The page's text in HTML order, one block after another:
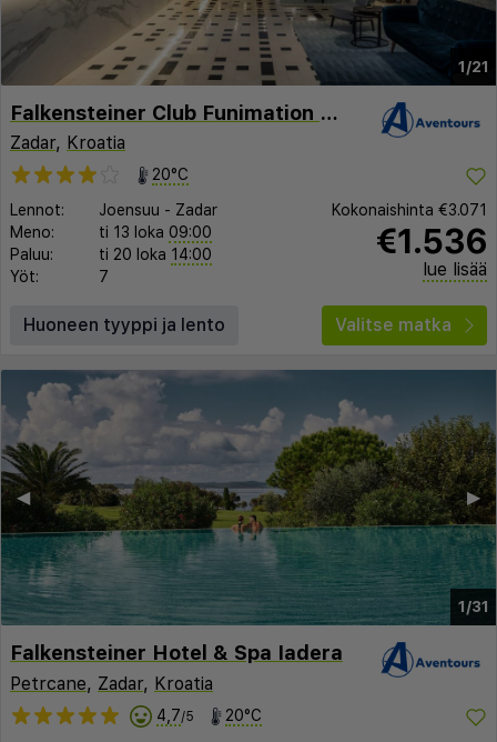
1/21
Falkensteiner Club Funimation Borik
Zadar, Kroatia
20°C
Lennot:
Joensuu - Zadar
Meno:
ti 13 loka 09:00
Paluu:
ti 20 loka 14:00
Yöt:
7
Kokonaishinta €3.071
€1.536
lue lisää
Huoneen tyyppi ja lento Valitse matka
1/31
▶︎
◀︎
Falkensteiner Hotel & Spa Iadera
Petrcane, Zadar, Kroatia
4,7/5 20°C